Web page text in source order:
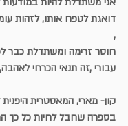
דואגת לטפח אותו, לזהות
,
חוסר זרימה ומשתדלת כבר
עבורי ,זה תנאי הכרחי
קון- מארי, המאסטרית
בספרה שחבל לחיות כל כך